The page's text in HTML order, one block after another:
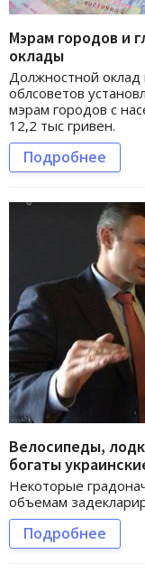
Мэрам городов и
оклады
Должностной оклад
облсоветов
мэрам городов с
12,2 тыс гривен.
Подробнее
Велосипеды,
богаты
Некоторые
объемам
Подробнее